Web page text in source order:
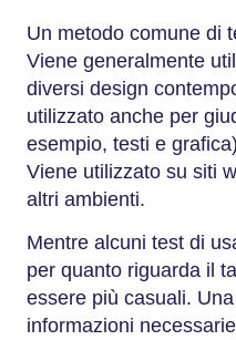
Un metodo comune di
Viene generalmente
diversi design
utilizzato anche per
esempio, testi e
Viene utilizzato su siti
altri ambienti.
Mentre alcuni test di
per quanto riguarda il
essere più casuali.
informazioni